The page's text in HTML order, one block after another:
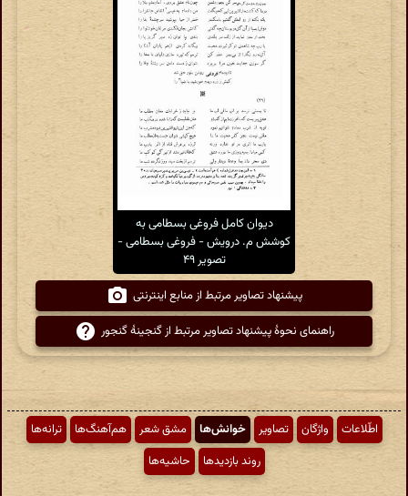
دیوان کامل فروغی بسطامی به
کوشش م. درویش - فروغی بسطامی -
تصویر ۴۹
پیشنهاد تصاویر مرتبط از منابع اینترنتی
راهنمای نحوهٔ پیشنهاد تصاویر مرتبط از گنجینهٔ گنجور
اطّلاعات واژگان تصاویر خوانش‌ها مشق شعر هم‌آهنگ‌ها
ترانه‌ها
روند بازدیدها
حاشیه‌ها